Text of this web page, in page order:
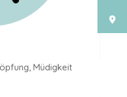
Müdigkeit